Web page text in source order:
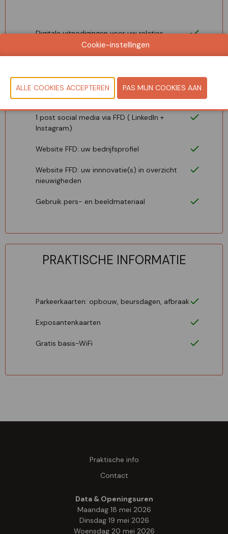
Digitale uitnodigingen voor uw relaties
Afsprakensyteem voor agendaplanning van
Lead Scanning App voor de registratie van
bezoekers op uw stand
1 post social media via FFD ( LinkedIn +
Instagram)
Website FFD: uw bedrijfsprofiel
Website FFD: uw innnovatie(s) in overzicht
nieuwigheden
Gebruik pers- en beeldmateriaal
PRAKTISCHE INFORMATIE
Parkeerkaarten: opbouw, beursdagen, afbraak
Exposantenkaarten
Gratis basis-WiFi
Praktische info
Contact
Data & Openingsuren
Maandag 18 mei 2026
Dinsdag 19 mei 2026
Woensdag 20 mei 2026
Cookie-instellingen